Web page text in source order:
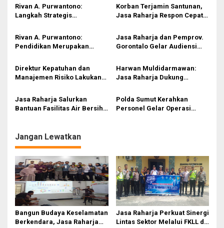
s
p
o
s
Rivan A. Purwantono:
Langkah Strategis
LaluLintas Penting Terus
Dilakukan Karena Mayoritas
Kecelakaan Diawali
Korban Terjamin Santunan,
Jasa Raharja Respon Cepat
Ekspedisi di Tol Pemalang-
Batang
Rivan A. Purwantono:
Pendidikan Merupakan
Penguatan Nilai-Nilai
Kebangsaan
Jasa Raharja dan Pemprov.
Gorontalo Gelar Audiensi
Bersama Kesamsatan
Direktur Kepatuhan dan
Manajemen Risiko Lakukan
Sumatera Utara
Harwan Muldidarmawan:
Jasa Raharja Dukung
Optimalisasi Pemungutan
Pajak dan Sinergi
Pemungutan Opsen di
Jasa Raharja Salurkan
Bantuan Fasilitas Air Bersih
Jadid
Polda Sumut Kerahkan
Personel Gelar Operasi
Jangan Lewatkan
Bangun Budaya Keselamatan
Berkendara, Jasa Raharja
Jasa Raharja Perkuat Sinergi
Lintas Sektor Melalui FKLL di